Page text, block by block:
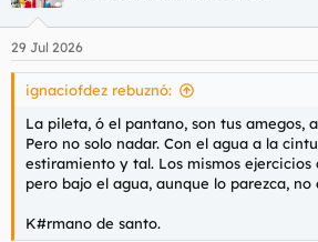
29 Jul 2026
ignaciofdez rebuznó:
La pileta, ó el pantano, son tus amegos,
Pero no solo nadar. Con el agua a la
estiramiento y tal. Los mismos ejercicios
pero bajo el agua, aunque lo parezca, no
K#rmano de santo.